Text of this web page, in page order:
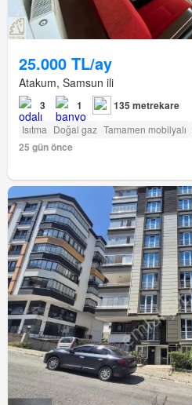
25.000 TL/ay
Atakum, Samsun ili
3 1 135 metrekare
Isıtma Doğal gaz Tamamen mobilyalı
25 gün önce